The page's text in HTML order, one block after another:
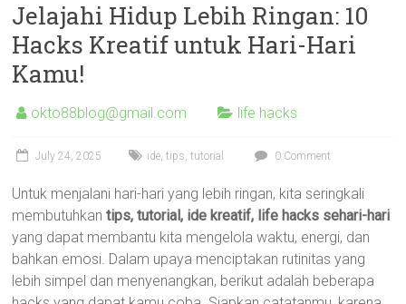
Jelajahi Hidup Lebih Ringan: 10
Hacks Kreatif untuk Hari-Hari
Kamu!
okto88blog@gmail.com life hacks
July 24, 2025 ide,tips,tutorial 0 Comment
Untuk menjalani hari-hari yang lebih ringan, kita seringkali
membutuhkantips, tutorial, ide kreatif, life hacks sehari-hari
yang dapat membantu kita mengelola waktu, energi, dan
bahkan emosi. Dalam upaya menciptakan rutinitas yang
lebih simpel dan menyenangkan, berikut adalah beberapa